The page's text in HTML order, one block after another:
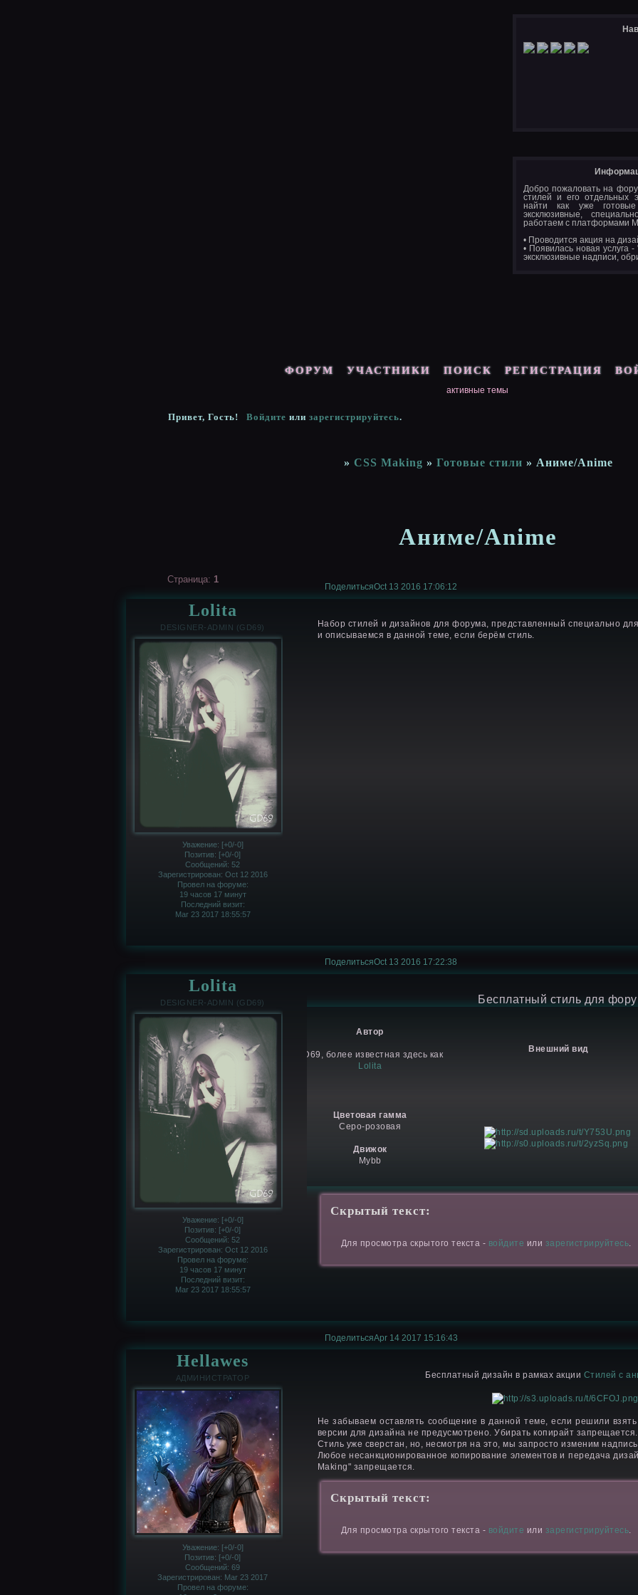
Добро пожаловать на
стилей и его отдельных
найти как уже
эксклюзивные,
работаем с платформами
• Проводится акция на
• Появилась новая услуга
эксклюзивные надписи,
ФОРУМ УЧАСТНИКИ ПОИСК РЕГИСТРАЦИЯ
активные темы
Привет, Гость! Войдите или зарегистрируйтесь.
» CSS Making » Готовые стили » Аниме/Anime
Аниме/Anime
Страница: 1
ПоделитьсяOct 13 2016 17:06:12
Lolita
DESIGNER-ADMIN (GD69)
Уважение: [+0/-0]
Позитив: [+0/-0]
Сообщений: 52
Зарегистрирован: Oct 12 2016
Провел на форуме:
19 часов 17 минут
Последний визит:
Mar 23 2017 18:55:57
Набор стилей и дизайнов для форума, представленный специально
и описываемся в данной теме, если берём стиль.
ПоделитьсяOct 13 2016 17:22:38
Lolita
DESIGNER-ADMIN (GD69)
Уважение: [+0/-0]
Позитив: [+0/-0]
Сообщений: 52
Зарегистрирован: Oct 12 2016
Провел на форуме:
19 часов 17 минут
Последний визит:
Mar 23 2017 18:55:57
Бесплатный стиль для
Автор
GD69, более известная здесь как
Lolita
Внешний вид
Цветовая гамма
Серо-розовая
Движок
Mybb
Скрытый текст:
Для просмотра скрытого текста - войдите или зарегистрируйтесь
ПоделитьсяApr 14 2017 15:16:43
Hellawes
АДМИНИСТРАТОР
Уважение: [+0/-0]
Позитив: [+0/-0]
Сообщений: 69
Зарегистрирован: Mar 23 2017
Провел на форуме:
Бесплатный дизайн в рамках акции Стилей с
Не забываем оставлять сообщение в данной теме, если решили
версии для дизайна не предусмотрено. Убирать копирайт запрещается.
Стиль уже сверстан, но, несмотря на это, мы запросто изменим
Любое несанкционированное копирование элементов и передача
Making" запрещается.
Скрытый текст:
Для просмотра скрытого текста - войдите или зарегистрируйтесь.